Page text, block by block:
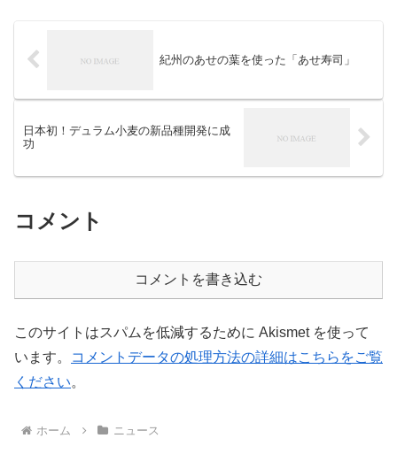
紀州のあせの葉を使った「あせ寿司」
日本初！デュラム小麦の新品種開発に成
功
コメント
コメントを書き込む
このサイトはスパムを低減するために Akismet を使って
います。
コメントデータの処理方法の詳細はこちらをご覧
ください。
ホーム ニュース